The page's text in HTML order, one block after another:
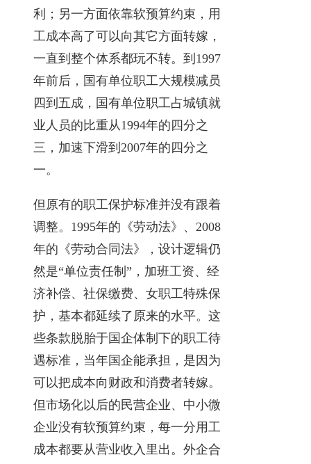
利；另一方面依靠软预算约束，用
工成本高了可以向其它方面转嫁，
一直到整个体系都玩不转。到1997
年前后，国有单位职工大规模减员
四到五成，国有单位职工占城镇就
业人员的比重从1994年的四分之
三，加速下滑到2007年的四分之
一。
但原有的职工保护标准并没有跟着
调整。1995年的《劳动法》、2008
年的《劳动合同法》，设计逻辑仍
然是“单位责任制”，加班工资、经
济补偿、社保缴费、女职工特殊保
护，基本都延续了原来的水平。这
些条款脱胎于国企体制下的职工待
遇标准，当年国企能承担，是因为
可以把成本向财政和消费者转嫁。
但市场化以后的民营企业、中小微
企业没有软预算约束，每一分用工
成本都要从营业收入里出。外企合